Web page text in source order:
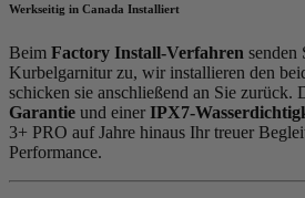
Werkseitig in Canada Installiert
Beim Factory Install-Verfahren senden
Kurbelgarnitur zu, wir installieren den
schicken sie anschließend an Sie zurück.
Garantie und einer IPX7-
3+ PRO auf Jahre hinaus Ihr treuer
Performance.